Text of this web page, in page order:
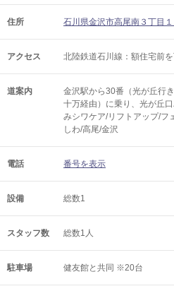
住所 石川県金沢市高尾南３丁目
アクセス 北陸鉄道石川線：額住宅前
道案内
金沢駅から30番（光が丘行
十万経由）に乗り、光が丘
みシワケア/リフトアップ/フ
しわ/高尾/金沢
電話 番号を表示
設備 総数1
スタッフ数 総数1人
駐車場 健友館と共同 ※20台